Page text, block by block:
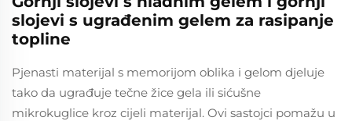
slojevi s ugrađenim gelem za rasipanje
topline
Pjenasti materijal s memorijom oblika i gelom djeluje
tako da ugrađuje tečne žice gela ili sićušne
mikrokuglice kroz cijeli materijal. Ovi sastojci pomažu u